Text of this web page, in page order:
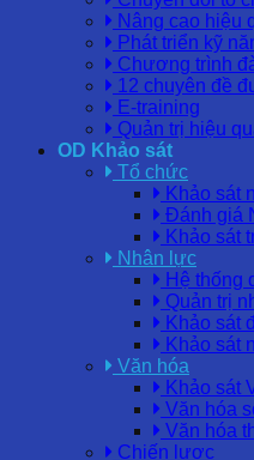
Nâng cao hiệu
Phát triển kỹ
Chương trình
12 chuyên đề
E-training
Quản trị hiệu
OD Khảo sát
Tổ chức
Khảo sát
Đánh giá
Khảo sát
Nhân lực
Hệ thống
Quản trị
Khảo sát
Khảo sát
Văn hóa
Khảo sát
Văn hóa
Văn hóa
Chiến lược